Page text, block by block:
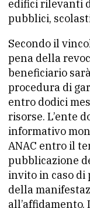
edifici rilevanti
pubblici,
Secondo il
pena della
beneficiario
procedura di
entro dodici
risorse. L’ente
informativo
ANAC entro il
pubblicazione
invito in caso di
della